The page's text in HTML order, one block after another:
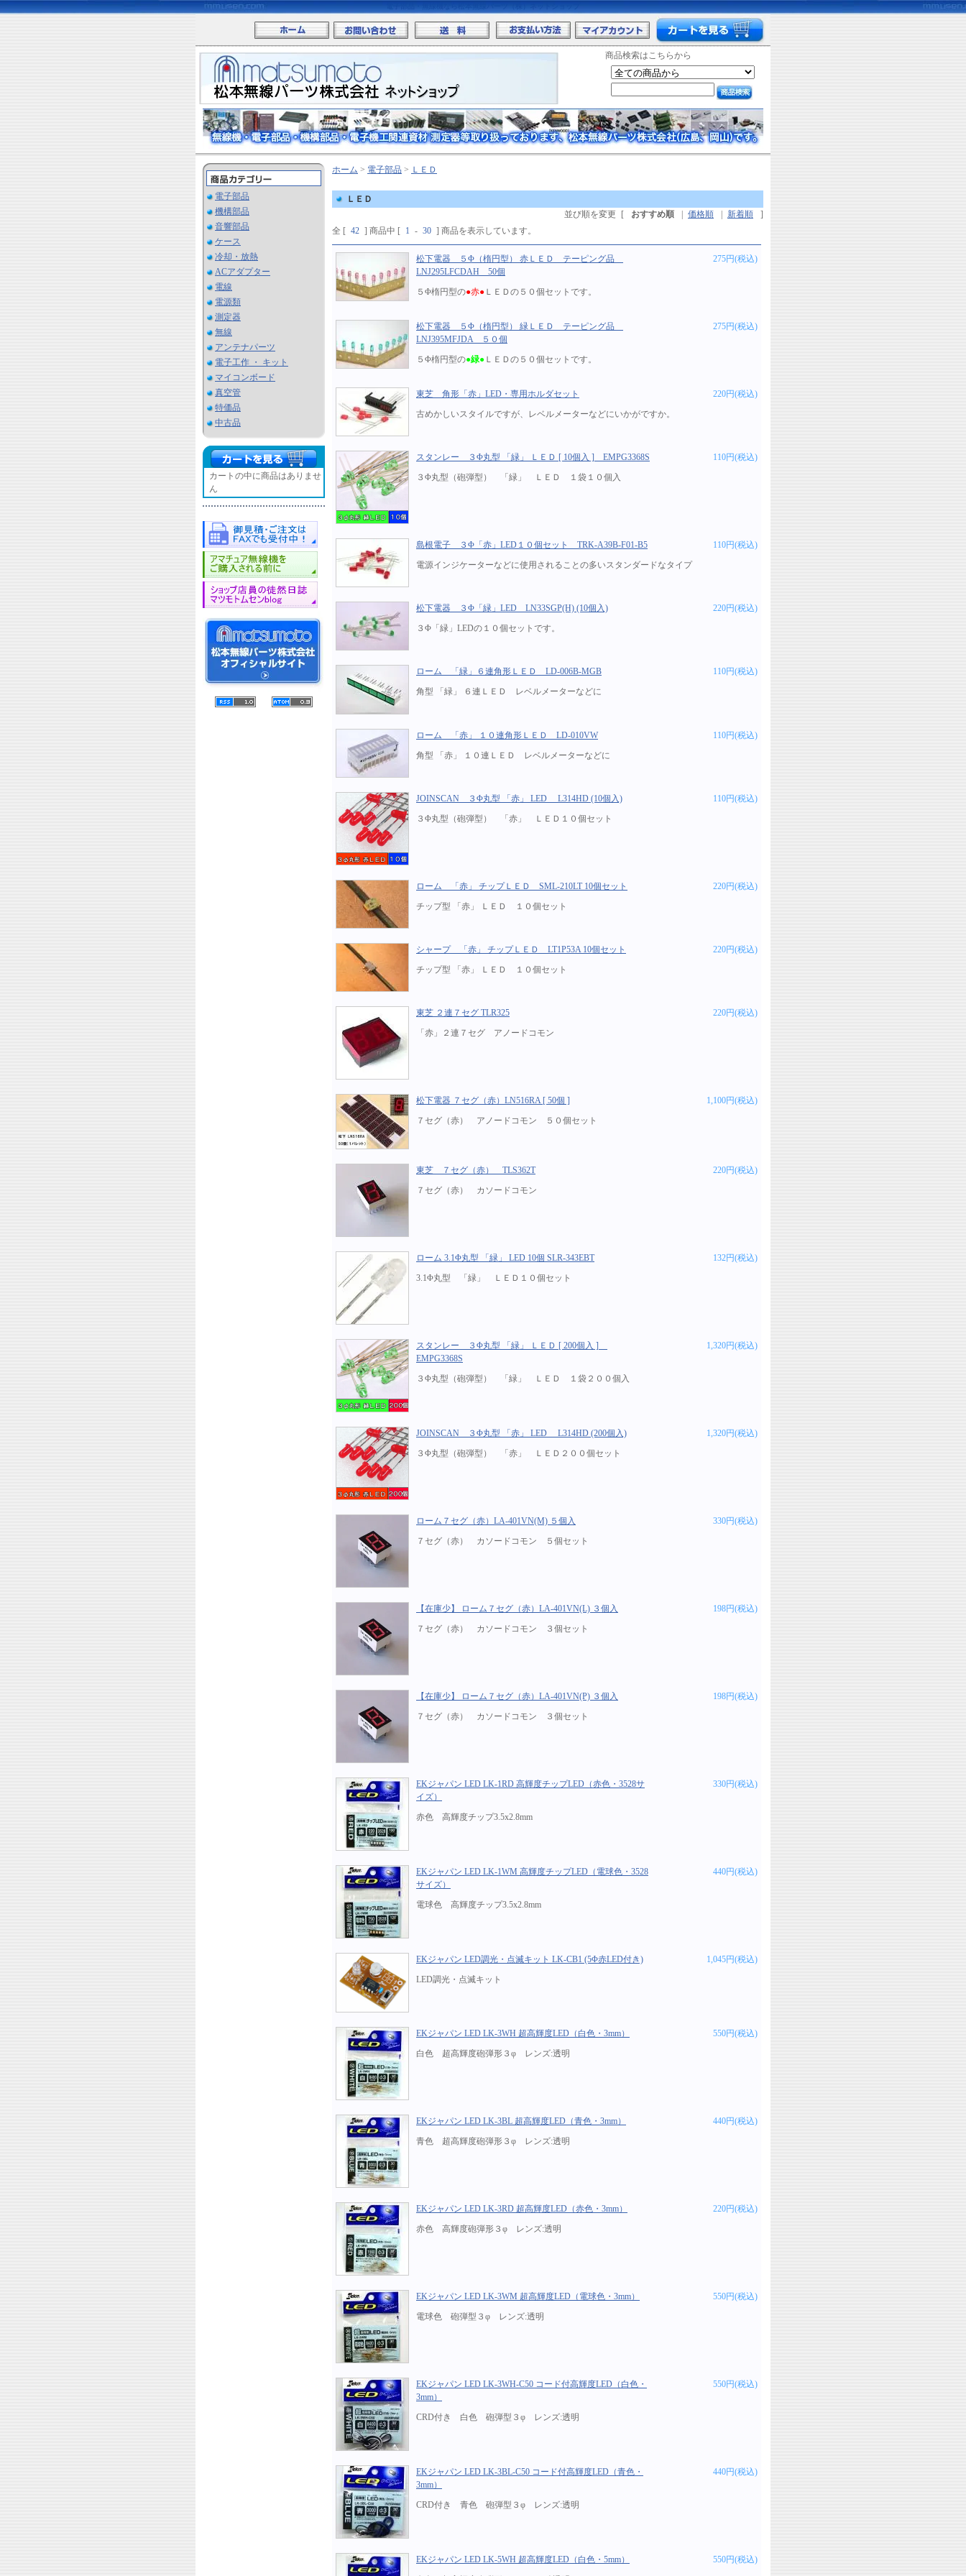
商品検索はこちらから
電子部品
機構部品
音響部品
ケース
冷却・放熱
ACアダプター
電線
電源類
測定器
無線
アンテナパーツ
電子工作 ・ キット
マイコンボード
真空管
特価品
中古品
カートの中に商品はありませ
ん
ホーム > 電子部品 > ＬＥＤ
ＬＥＤ
並び順を変更
[ おすすめ順 価格順 新着順
]
全 [ 42 ] 商品中 [ 1 - 30 ] 商品を表示しています。
275円(税込)
松下電器 ５Φ（楕円型） 赤ＬＥＤ テーピング品
LNJ295LFCDAH 50個
５Φ楕円型の●赤● ＬＥＤの５０個セットです。
275円(税込)
松下電器 ５Φ（楕円型） 緑ＬＥＤ テーピング品
LNJ395MFJDA ５０個
５Φ楕円型の●緑● ＬＥＤの５０個セットです。
220円(税込)
東芝 角形「赤」LED・専用ホルダセット
古めかしいスタイルですが、レベルメーターなどにいかがですか。
110円(税込)
スタンレー ３Φ丸型 「緑」 ＬＥＤ [ 10個入 ] EMPG3368S
３Φ丸型（砲弾型） 「緑」 ＬＥＤ １袋１０個入
110円(税込)
島根電子 ３Φ「赤」LED１０個セット TRK-A39B-F01-B5
電源インジケーターなどに使用されることの多いスタンダードなタイプ
220円(税込)
松下電器 ３Φ「緑」LED LN33SGP(H) (10個入)
３Φ「緑」LEDの１０個セットです。
110円(税込)
ローム 「緑」６連角形ＬＥＤ LD-006B-MGB
角型 「緑」 ６連ＬＥＤ レベルメーターなどに
110円(税込)
ローム 「赤」 １０連角形ＬＥＤ LD-010VW
角型 「赤」 １０連ＬＥＤ レベルメーターなどに
110円(税込)
JOINSCAN ３Φ丸型 「赤」 LED L314HD (10個入)
３Φ丸型（砲弾型） 「赤」 ＬＥＤ１０個セット
220円(税込)
ローム 「赤」 チップＬＥＤ SML-210LT 10個セット
チップ型 「赤」 ＬＥＤ １０個セット
220円(税込)
シャープ 「赤」 チップＬＥＤ LT1P53A 10個セット
チップ型 「赤」 ＬＥＤ １０個セット
220円(税込)
東芝 ２連７セグ TLR325
「赤」２連７セグ アノードコモン
1,100円(税込)
松下電器 ７セグ（赤）LN516RA [ 50個 ]
７セグ（赤） アノードコモン ５０個セット
220円(税込)
東芝 ７セグ（赤） TLS362T
７セグ（赤） カソードコモン
132円(税込)
ローム 3.1Φ丸型 「緑」 LED 10個 SLR-343EBT
3.1Φ丸型 「緑」 ＬＥＤ１０個セット
1,320円(税込)
スタンレー ３Φ丸型 「緑」 ＬＥＤ [ 200個入 ]
EMPG3368S
３Φ丸型（砲弾型） 「緑」 ＬＥＤ １袋２００個入
1,320円(税込)
JOINSCAN ３Φ丸型 「赤」 LED L314HD (200個入)
３Φ丸型（砲弾型） 「赤」 ＬＥＤ２００個セット
330円(税込)
ローム７セグ（赤）LA-401VN(M) ５個入
７セグ（赤） カソードコモン ５個セット
198円(税込)
【在庫少】 ローム７セグ（赤）LA-401VN(L) ３個入
７セグ（赤） カソードコモン ３個セット
198円(税込)
【在庫少】 ローム７セグ（赤）LA-401VN(P) ３個入
７セグ（赤） カソードコモン ３個セット
330円(税込)
EKジャパン LED LK-1RD 高輝度チップLED（赤色・3528サ
イズ）
赤色 高輝度チップ3.5x2.8mm
440円(税込)
EKジャパン LED LK-1WM 高輝度チップLED（電球色・3528
サイズ）
電球色 高輝度チップ3.5x2.8mm
1,045円(税込)
EKジャパン LED調光・点滅キット LK-CB1 (5Φ赤LED付き)
LED調光・点滅キット
550円(税込)
EKジャパン LED LK-3WH 超高輝度LED（白色・3mm）
白色 超高輝度砲弾形３φ レンズ:透明
440円(税込)
EKジャパン LED LK-3BL 超高輝度LED（青色・3mm）
青色 超高輝度砲弾形３φ レンズ:透明
220円(税込)
EKジャパン LED LK-3RD 超高輝度LED（赤色・3mm）
赤色 高輝度砲弾形３φ レンズ:透明
550円(税込)
EKジャパン LED LK-3WM 超高輝度LED（電球色・3mm）
電球色 砲弾型３φ レンズ:透明
550円(税込)
EKジャパン LED LK-3WH-C50 コード付高輝度LED（白色・
3mm）
CRD付き 白色 砲弾型３φ レンズ:透明
440円(税込)
EKジャパン LED LK-3BL-C50 コード付高輝度LED（青色・
3mm）
CRD付き 青色 砲弾型３φ レンズ:透明
550円(税込)
EKジャパン LED LK-5WH 超高輝度LED（白色・5mm）